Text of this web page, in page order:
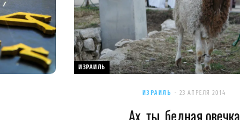
ИЗРАИЛЬ
ИЗРАИЛЬ 23 АПРЕЛЯ 2014
Ах, ты, бедная овечка